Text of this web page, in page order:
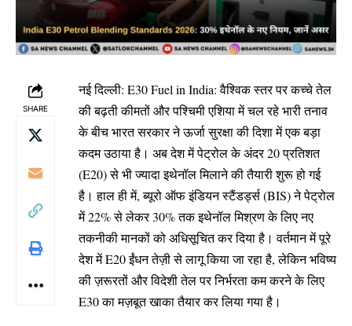
SHARE
नई दिल्ली: E30 Fuel in India: वैश्विक स्तर पर कच्चे तेल
की बढ़ती कीमतों और पश्चिमी एशिया में चल रहे भारी तनाव
के बीच भारत सरकार ने ऊर्जा सुरक्षा की दिशा में एक बड़ा
कदम उठाया है। अब देश में पेट्रोल के अंदर 20 प्रतिशत
(E20) से भी ज्यादा इथेनॉल मिलाने की तैयारी शुरू हो गई
है। हाल ही में, ब्यूरो ऑफ इंडियन स्टैंडर्ड्स (BIS) ने पेट्रोल
में 22% से लेकर 30% तक इथेनॉल मिश्रण के लिए नए
तकनीकी मानकों को अधिसूचित कर दिया है। वर्तमान में पूरे
देश में E20 ईंधन तेज़ी से लागू किया जा रहा है, लेकिन भविष्य
की ज़रूरतों और विदेशी तेल पर निर्भरता कम करने के लिए
E30 का मज़बूत खाका तैयार कर लिया गया है।